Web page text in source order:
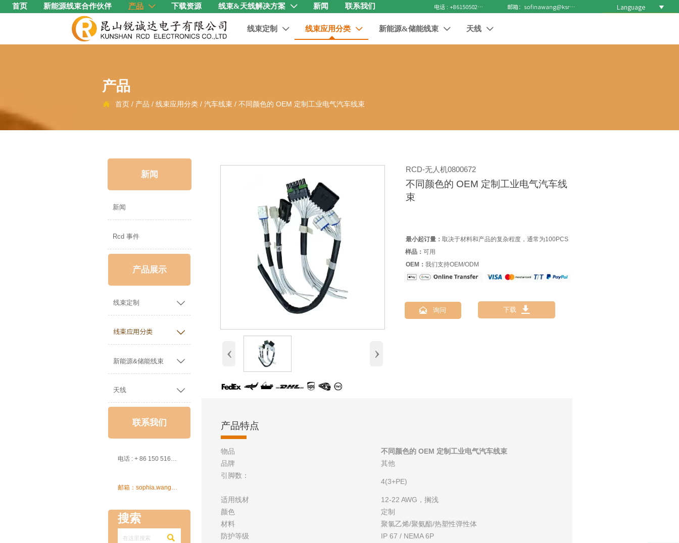
首页 新能源线束合作伙伴 产品  下载资源 线束&天线解决方案  新闻 联系我们 电话 : +8615050271688 邮箱：sofinawang@ksrcd.com Language 
线束定制  线束应用分类  新能源&储能线束  天线 
产品
 首页 / 产品 /线束应用分类 /汽车线束 /不同颜色的 OEM 定制工业电气汽车线束
新闻
新闻
Rcd 事件
产品展示
线束定制 
线束应用分类 
新能源&储能线束 
天线 
联系我们
电话 : + 86 150 5162 5639

搜索

‹ ›
RCD-无人机0800672
不同颜色的 OEM 定制工业电气汽车线
束
最小起订量： 取决于材料和产品的复杂程度，通常为100PCS
样品：可用
OEM： 我们支持OEM/ODM
 询问 下载 
产品特点
物品
不同颜色的 OEM 定制工业电气汽车线束
品牌
其他
引脚数：
4(3+PE)
适用线材
12-22 AWG，搁浅
颜色
定制
材料
聚氯乙烯/聚氨酯/热塑性弹性体
防护等级
IP 67 / NEMA 6P